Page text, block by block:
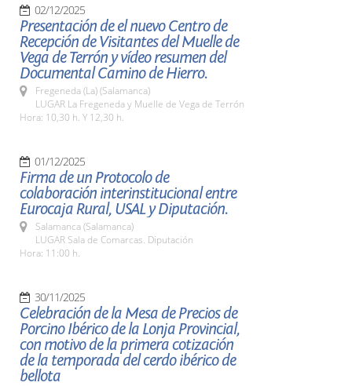
02/12/2025
Presentación de el nuevo Centro de
Recepción de Visitantes del Muelle de
Vega de Terrón y vídeo resumen del
Documental Camino de Hierro.
Fregeneda (La) (Salamanca)
LUGAR La Fregeneda y Muelle de Vega de Terrón
Hora: 10,30 h. Y 12,30 h.
01/12/2025
Firma de un Protocolo de
colaboración interinstitucional entre
Eurocaja Rural, USAL y Diputación.
Salamanca (Salamanca)
LUGAR Sala de Comarcas. Diputación
Hora: 11:00 h.
30/11/2025
Celebración de la Mesa de Precios de
Porcino Ibérico de la Lonja Provincial,
con motivo de la primera cotización
de la temporada del cerdo ibérico de
bellota